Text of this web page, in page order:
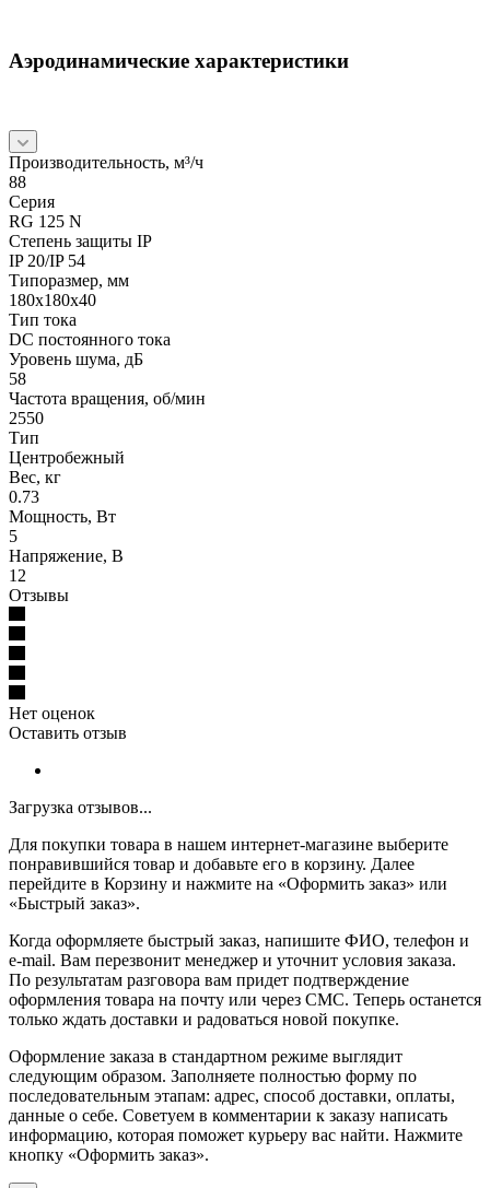
Аэродинамические характеристики
Производительность, м³/ч
88
Серия
RG 125 N
Степень защиты IP
IP 20/IP 54
Типоразмер, мм
180x180x40
Тип тока
DC постоянного тока
Уровень шума, дБ
58
Частота вращения, об/мин
2550
Тип
Центробежный
Вес, кг
0.73
Мощность, Вт
5
Напряжение, В
12
Отзывы
Нет оценок
Оставить отзыв
Загрузка отзывов...
Для покупки товара в нашем интернет-магазине выберите
понравившийся товар и добавьте его в корзину. Далее
перейдите в Корзину и нажмите на «Оформить заказ» или
«Быстрый заказ».
Когда оформляете быстрый заказ, напишите ФИО, телефон и
e-mail. Вам перезвонит менеджер и уточнит условия заказа.
По результатам разговора вам придет подтверждение
оформления товара на почту или через СМС. Теперь останется
только ждать доставки и радоваться новой покупке.
Оформление заказа в стандартном режиме выглядит
следующим образом. Заполняете полностью форму по
последовательным этапам: адрес, способ доставки, оплаты,
данные о себе. Советуем в комментарии к заказу написать
информацию, которая поможет курьеру вас найти. Нажмите
кнопку «Оформить заказ».